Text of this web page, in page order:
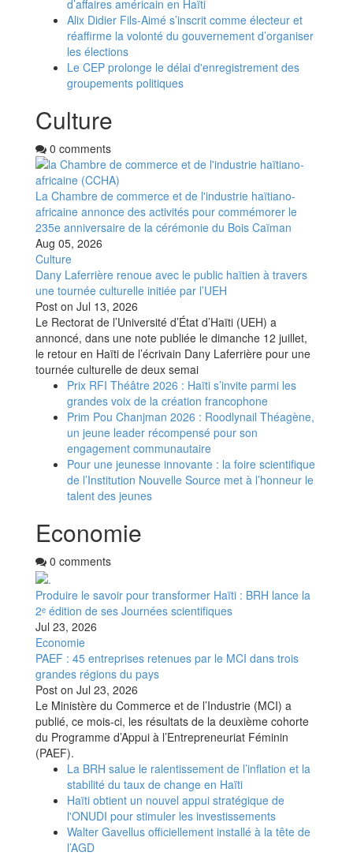
d’affaires américain en Haïti
Alix Didier Fils-Aimé s’inscrit comme électeur et
réaffirme la volonté du gouvernement d’organiser
les élections
Le CEP prolonge le délai d'enregistrement des
groupements politiques
Culture
0 comments
La Chambre de commerce et de l'industrie haïtiano-
africaine annonce des activités pour commémorer le
235e anniversaire de la cérémonie du Bois Caïman
Aug 05, 2026
Culture
Dany Laferrière renoue avec le public haïtien à travers
une tournée culturelle initiée par l’UEH
Post on Jul 13, 2026
Le Rectorat de l’Université d’État d’Haïti (UEH) a
annoncé, dans une note publiée le dimanche 12 juillet,
le retour en Haïti de l’écrivain Dany Laferrière pour une
tournée culturelle de deux semai
Prix RFI Théâtre 2026 : Haïti s’invite parmi les
grandes voix de la création francophone
Prim Pou Chanjman 2026 : Roodlynail Théagène,
un jeune leader récompensé pour son
engagement communautaire
Pour une jeunesse innovante : la foire scientifique
de l’Institution Nouvelle Source met à l’honneur le
talent des jeunes
Economie
0 comments
Produire le savoir pour transformer Haïti : BRH lance la
2ᵉ édition de ses Journées scientifiques
Jul 23, 2026
Economie
PAEF : 45 entreprises retenues par le MCI dans trois
grandes régions du pays
Post on Jul 23, 2026
Le Ministère du Commerce et de l’Industrie (MCI) a
publié, ce mois-ci, les résultats de la deuxième cohorte
du Programme d’Appui à l’Entrepreneuriat Féminin
(PAEF).
La BRH salue le ralentissement de l’inflation et la
stabilité du taux de change en Haïti
Haïti obtient un nouvel appui stratégique de
l'ONUDI pour stimuler les investissements
Walter Gavellus officiellement installé à la tête de
l’AGD